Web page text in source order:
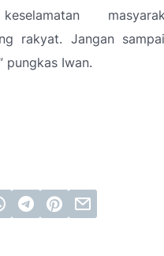
rakyat. Jangan
pungkas Iwan.